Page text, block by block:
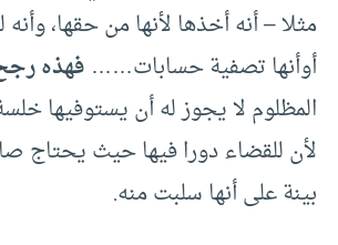
مثلا – أنه أخذها لأنها من حقها،
أوأنها تصفية حسابات…… فهذه
المظلوم لا يجوز له أن يستوفيها
لأن للقضاء دورا فيها حيث يحتاج
بينة على أنها سلبت منه.